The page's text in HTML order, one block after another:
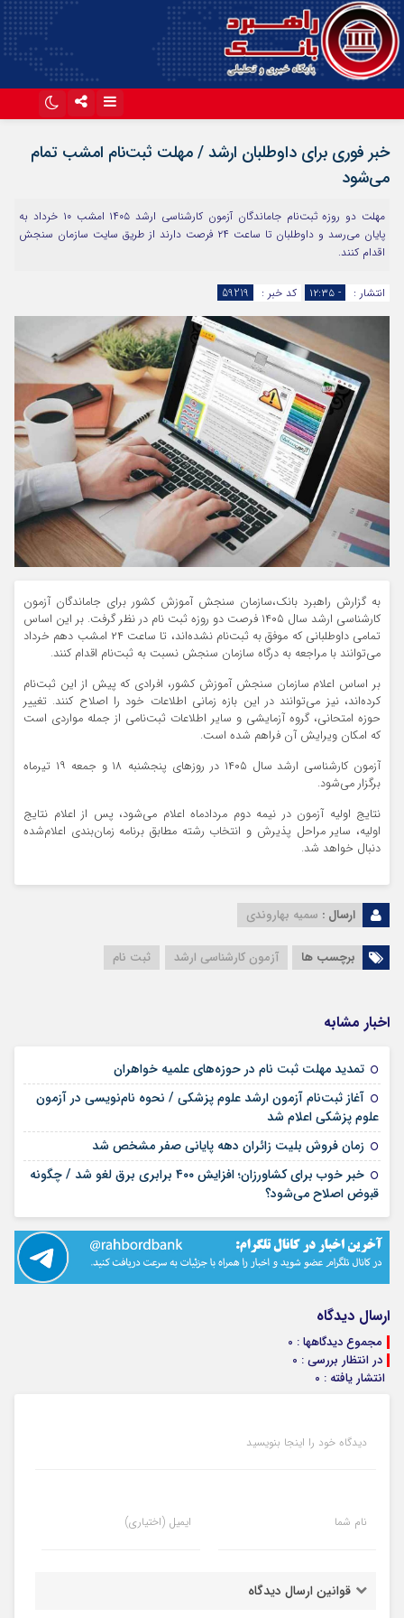
آپارات
خبر فوری برای داوطلبان ارشد / مهلت ثبت‌نام امشب تمام
می‌شود
مهلت دو روزه ثبت‌نام جاماندگان آزمون کارشناسی ارشد ۱۴۰۵ امشب ۱۰ خرداد به
پایان می‌رسد و داوطلبان تا ساعت ۲۴ فرصت دارند از طریق سایت سازمان سنجش
اقدام کنند.
انتشار : - ۱۲:۳۵ کد خبر : 59219
به گزارش راهبرد بانک،سازمان سنجش آموزش کشور برای جاماندگان آزمون
کارشناسی ارشد سال ۱۴۰۵ فرصت دو روزه ثبت نام در نظر گرفت. بر این اساس
تمامی داوطلبانی که موفق به ثبت‌نام نشده‌اند، تا ساعت ۲۴ امشب دهم خرداد
می‌توانند با مراجعه به درگاه سازمان سنجش نسبت به ثبت‌نام اقدام کنند.
بر اساس اعلام سازمان سنجش آموزش کشور، افرادی که پیش از این ثبت‌نام
کرده‌اند، نیز می‌توانند در این بازه زمانی اطلاعات خود را اصلاح کنند. تغییر
حوزه امتحانی، گروه آزمایشی و سایر اطلاعات ثبت‌نامی از جمله مواردی است
که امکان ویرایش آن فراهم شده است.
آزمون کارشناسی ارشد سال ۱۴۰۵ در روز‌های پنجشنبه ۱۸ و جمعه ۱۹ تیرماه
برگزار می‌شود.
نتایج اولیه آزمون در نیمه دوم مردادماه اعلام می‌شود، پس از اعلام نتایج
اولیه، سایر مراحل پذیرش و انتخاب رشته مطابق برنامه زمان‌بندی اعلام‌شده
دنبال خواهد شد.
ارسال : سمیه بهاروندی
برچسب ها آزمون کارشناسی ارشد ثبت نام
اخبار مشابه
تمدید مهلت ثبت نام در حوزه‌های علمیه خواهران
آغاز ثبت‌نام آزمون ارشد علوم پزشکی / نحوه نام‌نویسی در آزمون
علوم پزشکی اعلام شد
زمان فروش بلیت زائران دهه پایانی صفر مشخص شد
خبر خوب برای کشاورزان؛ افزایش ۴۰۰ برابری برق لغو شد / چگونه
قبوض اصلاح می‌شود؟
ارسال دیدگاه
مجموع دیدگاهها : 0
در انتظار بررسی : 0
انتشار یافته : 0
دیدگاه خود را اینجا بنویسید
نام شما ایمیل (اختیاری)
قوانین ارسال دیدگاه